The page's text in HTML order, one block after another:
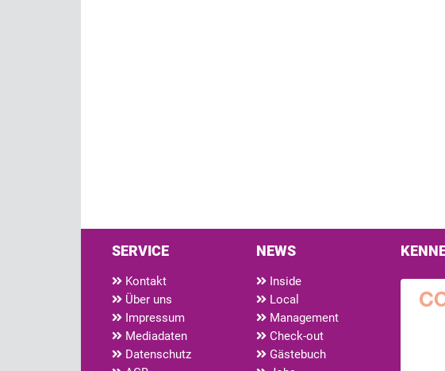
SERVICE
Kontakt
Über uns
Impressum
Mediadaten
Datenschutz
NEWS
Inside
Local
Management
Check-out
Gästebuch